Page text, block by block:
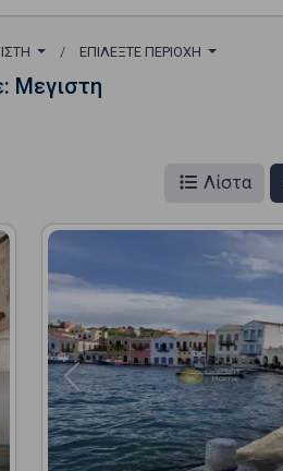
ΕΠΙΛΈΞΤΕ ΠΕΡΙΟΧΉ
Μεγιστη
Λίστα
Previous